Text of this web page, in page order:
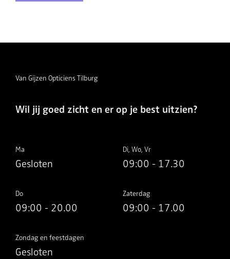
Van Gijzen Opticiens Tilburg
Wil jij goed zicht en er op je best uitzien?
Ma
Gesloten
Di, Wo, Vr
09:00 - 17.30
Do
09:00 - 20.00
Zaterdag
09:00 - 17.00
Zondag en feestdagen
Gesloten